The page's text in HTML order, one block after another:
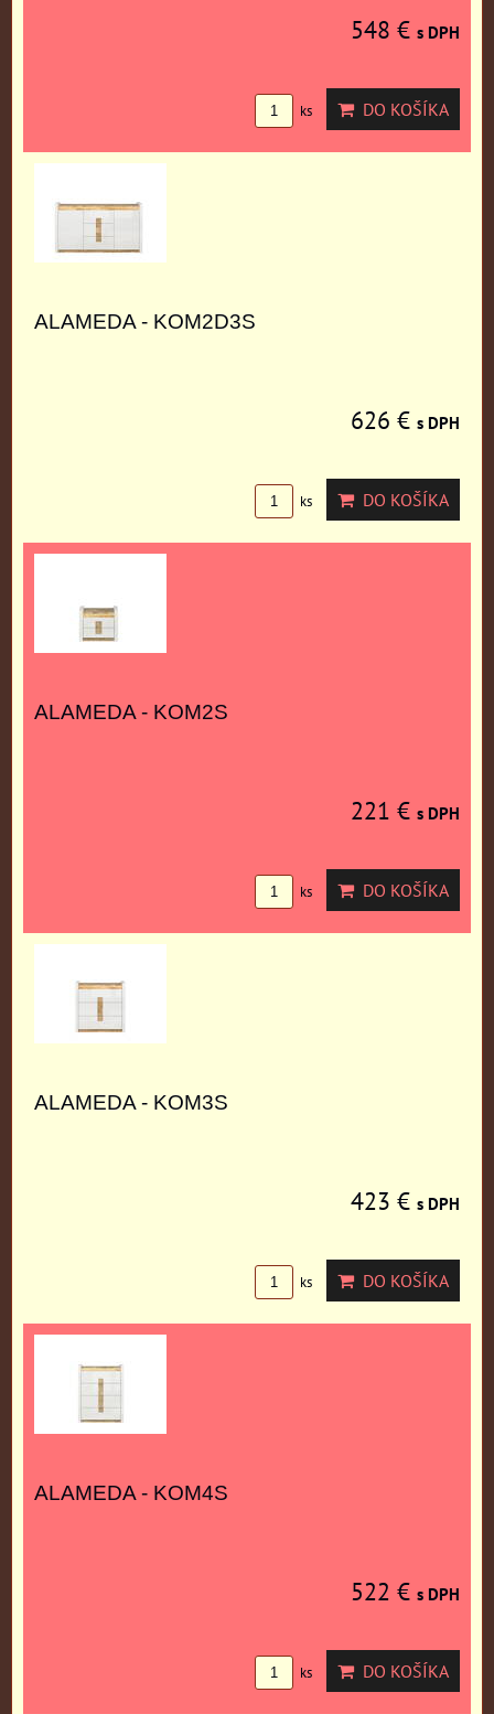
548 € s DPH
ks DO KOŠÍKA
ALAMEDA - KOM2D3S
626 € s DPH
ks DO KOŠÍKA
ALAMEDA - KOM2S
221 € s DPH
ks DO KOŠÍKA
ALAMEDA - KOM3S
423 € s DPH
ks DO KOŠÍKA
ALAMEDA - KOM4S
522 € s DPH
ks DO KOŠÍKA